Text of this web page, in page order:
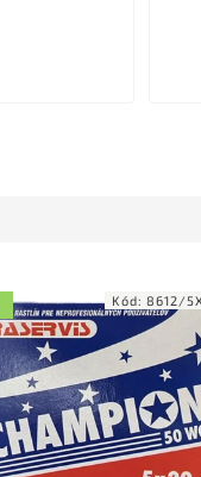
Kód:8612/